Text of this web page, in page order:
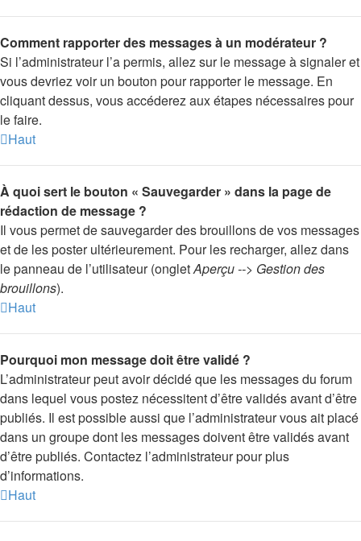
Comment rapporter des messages à un modérateur ?
Si l’administrateur l’a permis, allez sur le message à signaler et
vous devriez voir un bouton pour rapporter le message. En
cliquant dessus, vous accéderez aux étapes nécessaires pour
le faire.
Haut
À quoi sert le bouton « Sauvegarder » dans la page de
rédaction de message ?
Il vous permet de sauvegarder des brouillons de vos messages
et de les poster ultérieurement. Pour les recharger, allez dans
le panneau de l’utilisateur (ongletAperçu --> Gestion des
brouillons).
Haut
Pourquoi mon message doit être validé ?
L’administrateur peut avoir décidé que les messages du forum
dans lequel vous postez nécessitent d’être validés avant d’être
publiés. Il est possible aussi que l’administrateur vous ait placé
dans un groupe dont les messages doivent être validés avant
d’être publiés. Contactez l’administrateur pour plus
d’informations.
Haut